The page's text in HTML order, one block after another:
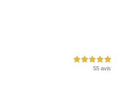
5,0 étoiles sur 5
55 avis